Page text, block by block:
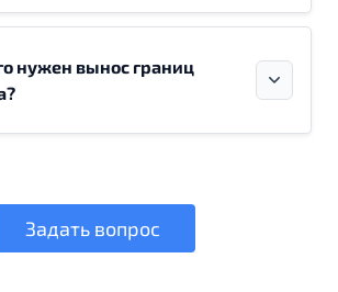
нужен вынос границ
Задать вопрос